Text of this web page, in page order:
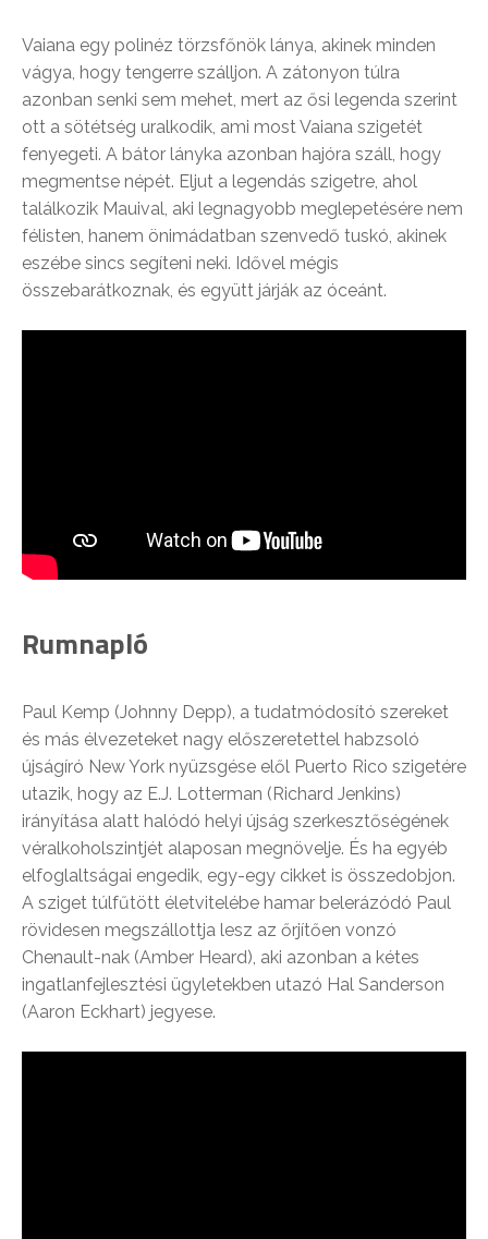
Vaiana egy polinéz törzsfőnök lánya, akinek minden
vágya, hogy tengerre szálljon. A zátonyon túlra
azonban senki sem mehet, mert az ősi legenda szerint
ott a sötétség uralkodik, ami most Vaiana szigetét
fenyegeti. A bátor lányka azonban hajóra száll, hogy
megmentse népét. Eljut a legendás szigetre, ahol
találkozik Mauival, aki legnagyobb meglepetésére nem
félisten, hanem önimádatban szenvedő tuskó, akinek
eszébe sincs segíteni neki. Idővel mégis
összebarátkoznak, és együtt járják az óceánt.
Rumnapló
Paul Kemp (Johnny Depp), a tudatmódosító szereket
és más élvezeteket nagy előszeretettel habzsoló
újságíró New York nyüzsgése elől Puerto Rico szigetére
utazik, hogy az E.J. Lotterman (Richard Jenkins)
irányítása alatt halódó helyi újság szerkesztőségének
véralkoholszintjét alaposan megnövelje. És ha egyéb
elfoglaltságai engedik, egy-egy cikket is összedobjon.
A sziget túlfűtött életvitelébe hamar belerázódó Paul
rövidesen megszállottja lesz az őrjítően vonzó
Chenault-nak (Amber Heard), aki azonban a kétes
ingatlanfejlesztési ügyletekben utazó Hal Sanderson
(Aaron Eckhart) jegyese.